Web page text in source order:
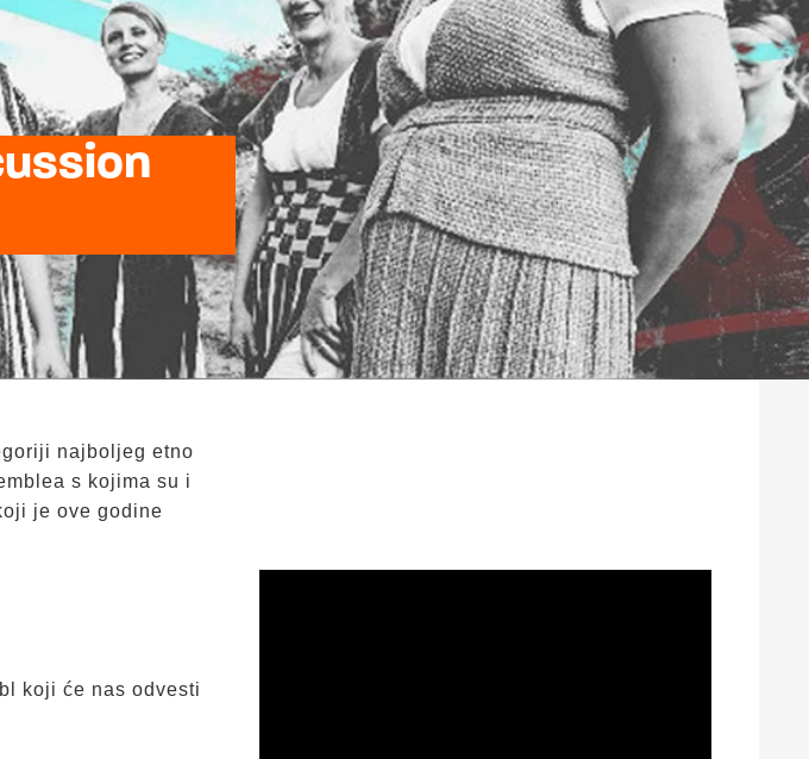
najboljeg etno
s kojima su i
je ove godine
koji će nas odvesti